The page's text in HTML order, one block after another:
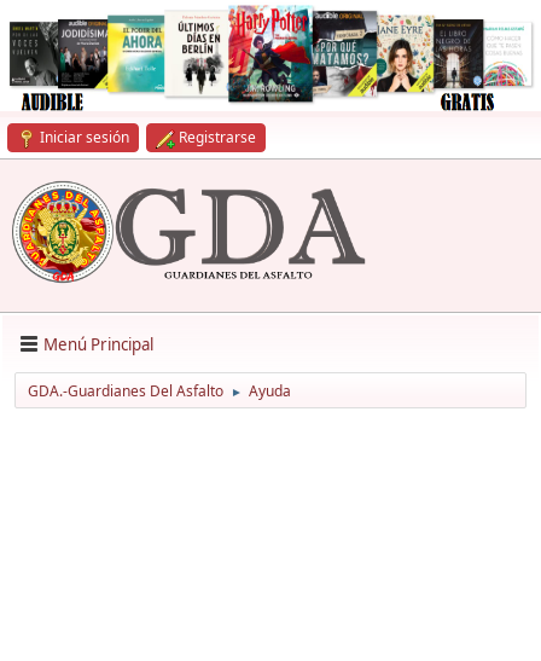
Iniciar sesión Registrarse
Menú Principal
GDA.-Guardianes Del Asfalto ► Ayuda